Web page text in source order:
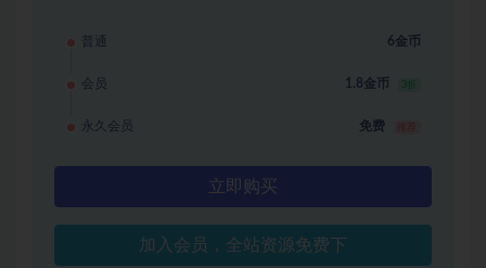
普通 6金币
会员 1.8金币 3折
永久会员 免费
立即购买
加入会员，全站资源免费下